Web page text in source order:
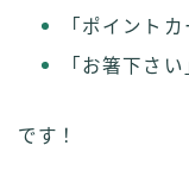
「ポイント
「お箸下さ
です！